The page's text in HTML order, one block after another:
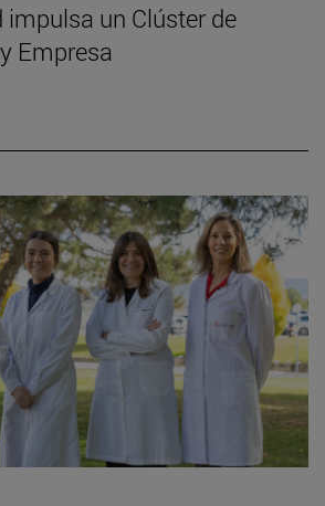
impulsa un Clúster de
Empresa